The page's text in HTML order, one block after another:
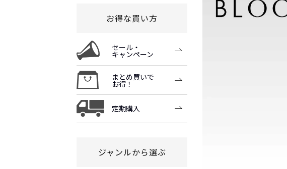
お得な買い方
セール・
キャンペーン
まとめ買いで
お得！
定期購入
ジャンルから選ぶ